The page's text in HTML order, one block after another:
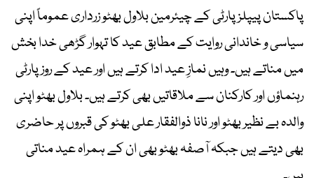
پاکستان پیپلز پارٹی کے چیئرمین بلاول بھٹو زرداری عموماً اپنی
سیاسی و خاندانی روایت کے مطابق عید کا تہوار گڑھی خدا بخش
میں مناتے ہیں۔ وہیں نمازِ عید ادا کرتے ہیں اور عید کے روز پارٹی
رہنماؤں اور کارکنان سے ملاقاتیں بھی کرتے ہیں۔ بلاول بھٹو اپنی
والدہ بے نظیر بھٹو اور نانا ذوالفقار علی بھٹو کی قبروں پر حاضری
بھی دیتے ہیں جبکہ آصفہ بھٹو بھی ان کے ہمراہ عید مناتی